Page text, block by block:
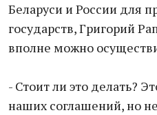
Беларуси и России для
государств, Григорий
вполне можно
- Стоит ли это делать?
наших соглашений, но